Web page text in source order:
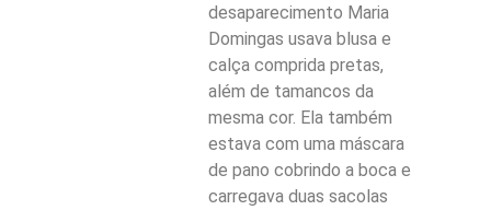
desaparecimento Maria
Domingas usava blusa e
calça comprida pretas,
além de tamancos da
mesma cor. Ela também
estava com uma máscara
de pano cobrindo a boca e
carregava duas sacolas